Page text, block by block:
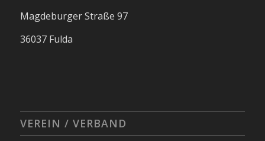
Magdeburger Straße 97
36037 Fulda
VEREIN / VERBAND